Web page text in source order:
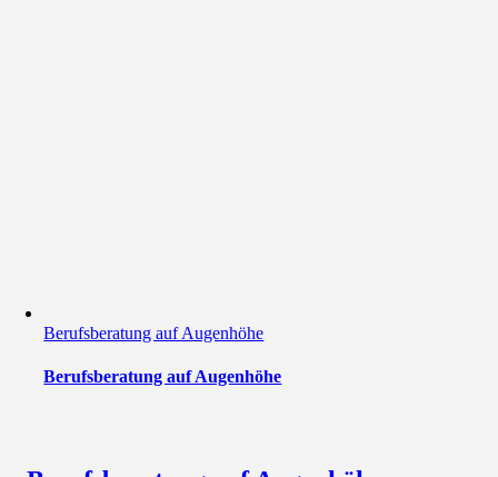
Berufsberatung auf Augenhöhe
Berufsberatung auf Augenhöhe